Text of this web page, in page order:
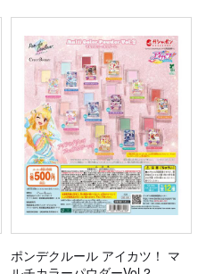
ポンデクルール アイカツ！ マ